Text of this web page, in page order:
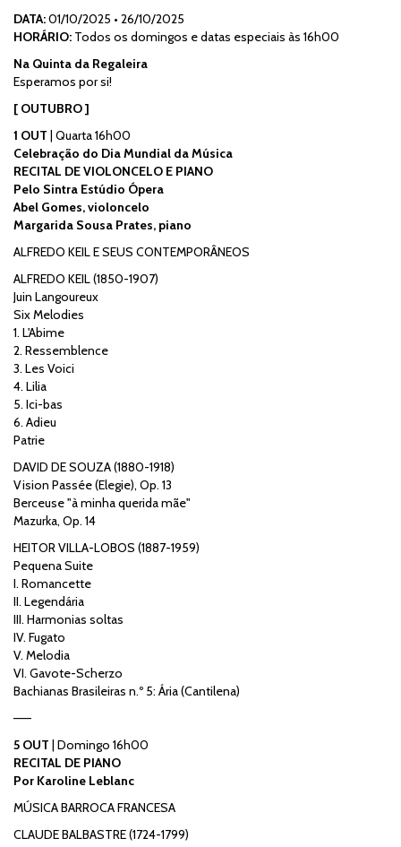
DATA:01/10/2025 • 26/10/2025
HORÁRIO: Todos os domingos e datas especiais às 16h00
Na Quinta da Regaleira
Esperamos por si!
[ OUTUBRO ]
1 OUT | Quarta 16h00
Celebração do Dia Mundial da Música
RECITAL DE VIOLONCELO E PIANO
Pelo Sintra Estúdio Ópera
Abel Gomes, violoncelo
Margarida Sousa Prates, piano
ALFREDO KEIL E SEUS CONTEMPORÂNEOS
ALFREDO KEIL (1850-1907)
Juin Langoureux
Six Melodies
1. L'Abime
2. Ressemblence
3. Les Voici
4. Lilia
5. Ici-bas
6. Adieu
Patrie
DAVID DE SOUZA (1880-1918)
Vision Passée (Elegie), Op. 13
Berceuse "à minha querida mãe"
Mazurka, Op. 14
HEITOR VILLA-LOBOS (1887-1959)
Pequena Suite
I. Romancette
II. Legendária
III. Harmonias soltas
IV. Fugato
V. Melodia
VI. Gavote-Scherzo
Bachianas Brasileiras n.º 5: Ária (Cantilena)
——
5 OUT | Domingo 16h00
RECITAL DE PIANO
Por Karoline Leblanc
MÚSICA BARROCA FRANCESA
CLAUDE BALBASTRE (1724-1799)